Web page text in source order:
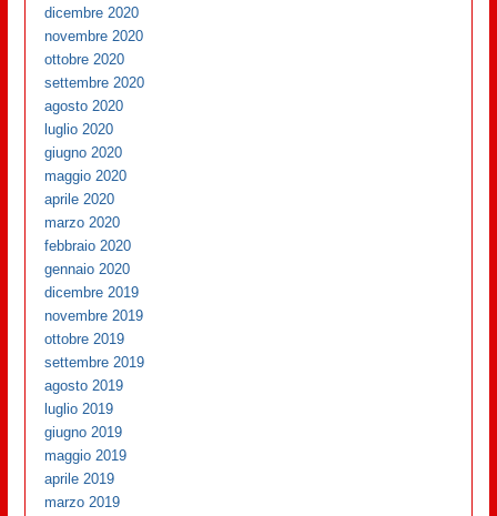
dicembre 2020
novembre 2020
ottobre 2020
settembre 2020
agosto 2020
luglio 2020
giugno 2020
maggio 2020
aprile 2020
marzo 2020
febbraio 2020
gennaio 2020
dicembre 2019
novembre 2019
ottobre 2019
settembre 2019
agosto 2019
luglio 2019
giugno 2019
maggio 2019
aprile 2019
marzo 2019